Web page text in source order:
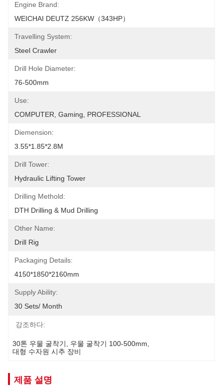
Engine Brand:
WEICHAI DEUTZ 256KW（343HP）
Travelling System:
Steel Crawler
Drill Hole Diameter:
76-500mm
Use:
COMPUTER, Gaming, PROFESSIONAL
Diemension:
3.55*1.85*2.8M
Drill Tower:
Hydraulic Lifting Tower
Drilling Methold:
DTH Drilling & Mud Drilling
Other Name:
Drill Rig
Packaging Details:
4150*1850*2160mm
Supply Ability:
30 Sets/ Month
강조하다:
30톤 우물 굴착기 우물 굴착기 100-500mm
대형 수자원 시추 장비
제품 설명